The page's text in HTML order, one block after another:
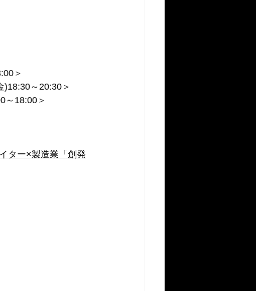
＞
)18:30～20:30＞
～18:00＞
ター×製造業「創発